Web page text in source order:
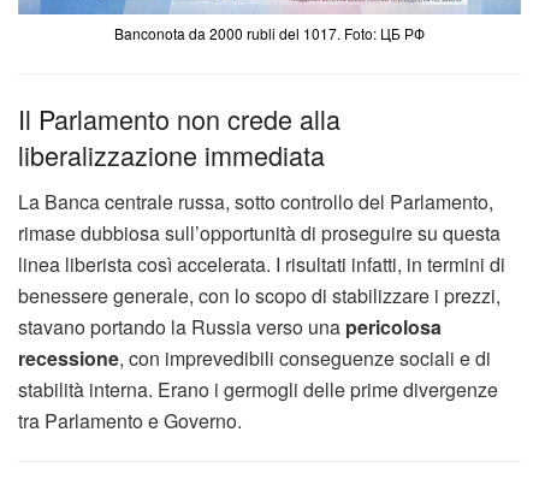
Banconota da 2000 rubli del 1017. Foto: ЦБ РФ
Il Parlamento non crede alla
liberalizzazione immediata
La Banca centrale russa, sotto controllo del Parlamento,
rimase dubbiosa sull’opportunità di proseguire su questa
linea liberista così accelerata. I risultati infatti, in termini di
benessere generale, con lo scopo di stabilizzare i prezzi,
stavano portando la Russia verso una pericolosa
recessione, con imprevedibili conseguenze sociali e di
stabilità interna. Erano i germogli delle prime divergenze
tra Parlamento e Governo.